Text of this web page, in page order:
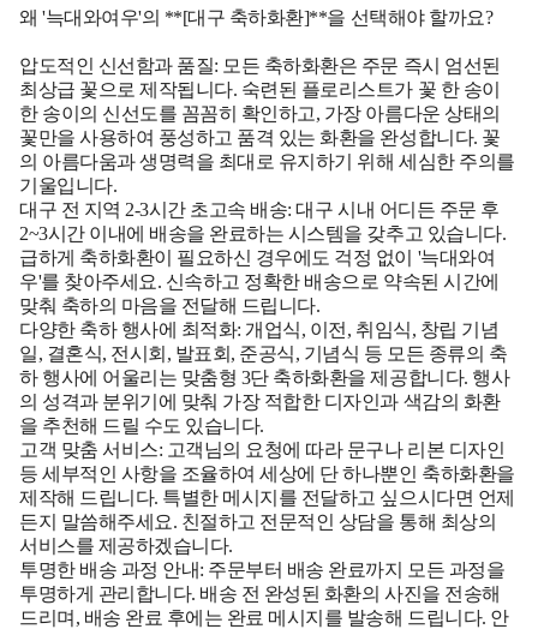
왜 '늑대와여우'의 **[대구 축하화환]**을 선택해야 할까요?
압도적인 신선함과 품질: 모든 축하화환은 주문 즉시 엄선된
최상급 꽃으로 제작됩니다. 숙련된 플로리스트가 꽃 한 송이
한 송이의 신선도를 꼼꼼히 확인하고, 가장 아름다운 상태의
꽃만을 사용하여 풍성하고 품격 있는 화환을 완성합니다. 꽃
의 아름다움과 생명력을 최대로 유지하기 위해 세심한 주의를
기울입니다.
대구 전 지역 2-3시간 초고속 배송:대구 시내 어디든 주문 후
2~3시간 이내에 배송을 완료하는 시스템을 갖추고 있습니다.
급하게 축하화환이 필요하신 경우에도 걱정 없이 '늑대와여
우'를 찾아주세요. 신속하고 정확한 배송으로 약속된 시간에
맞춰 축하의 마음을 전달해 드립니다.
다양한 축하 행사에 최적화: 개업식, 이전, 취임식, 창립 기념
일, 결혼식, 전시회, 발표회, 준공식, 기념식 등 모든 종류의 축
하 행사에 어울리는 맞춤형 3단 축하화환을 제공합니다. 행사
의 성격과 분위기에 맞춰 가장 적합한 디자인과 색감의 화환
을 추천해 드릴 수도 있습니다.
고객 맞춤 서비스: 고객님의 요청에 따라 문구나 리본 디자인
등 세부적인 사항을 조율하여 세상에 단 하나뿐인 축하화환을
제작해 드립니다. 특별한 메시지를 전달하고 싶으시다면 언제
든지 말씀해주세요. 친절하고 전문적인 상담을 통해 최상의
서비스를 제공하겠습니다.
투명한 배송 과정 안내: 주문부터 배송 완료까지 모든 과정을
투명하게 관리합니다. 배송 전 완성된 화환의 사진을 전송해
드리며, 배송 완료 후에는 완료 메시지를 발송해 드립니다. 안